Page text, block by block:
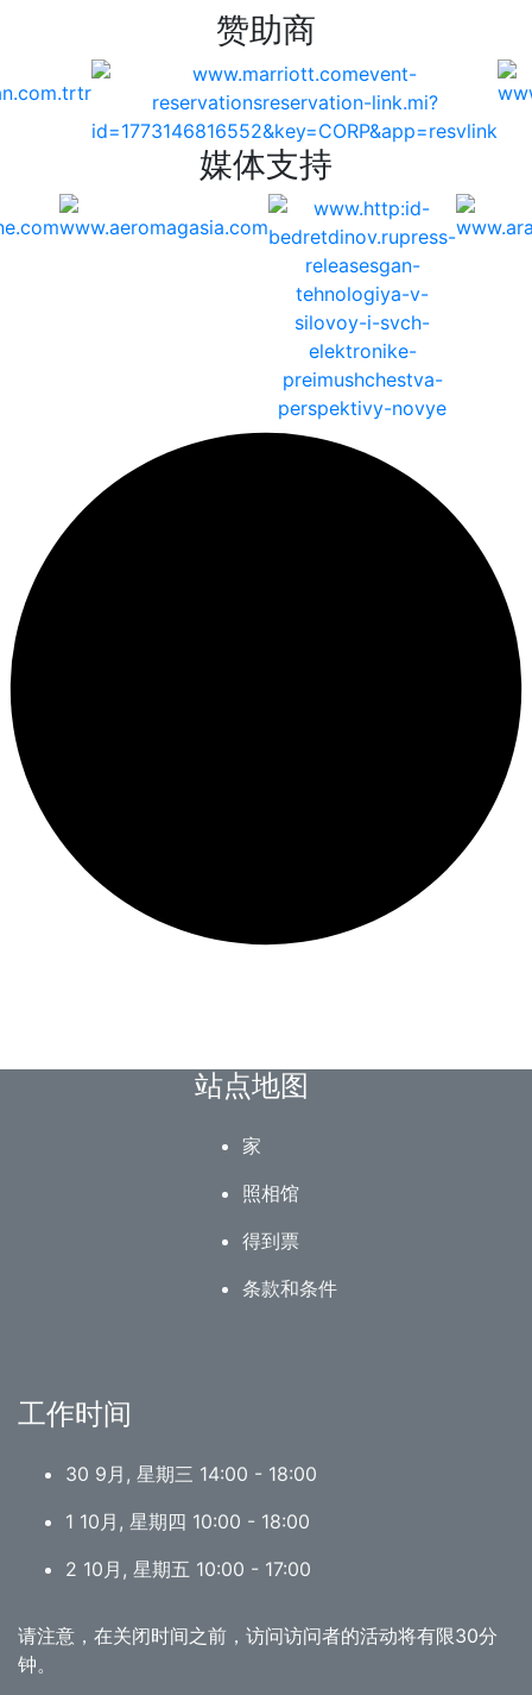
赞助商
媒体支持
站点地图
家
照相馆
得到票
条款和条件
工作时间
30 9月, 星期三 14:00 - 18:00
1 10月, 星期四 10:00 - 18:00
2 10月, 星期五 10:00 - 17:00
请注意，在关闭时间之前，访问访问者的活动将有限30分
钟。